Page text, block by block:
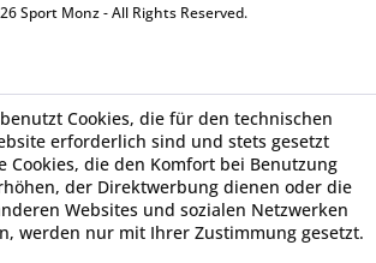
Sport Monz - All Rights Reserved.
Cookies, die für den technischen
erforderlich sind und stets gesetzt
Cookies, die den Komfort bei Benutzung
der Direktwerbung dienen oder die
Websites und sozialen Netzwerken
werden nur mit Ihrer Zustimmung gesetzt.